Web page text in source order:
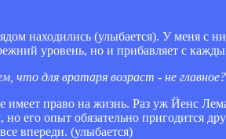
находились (улыбается). У меня с
уровень, но и прибавляет с
что для вратаря возраст - не главное?
право на жизнь. Раз уж Йенс
но его опыт обязательно пригодится
впереди. (улыбается)